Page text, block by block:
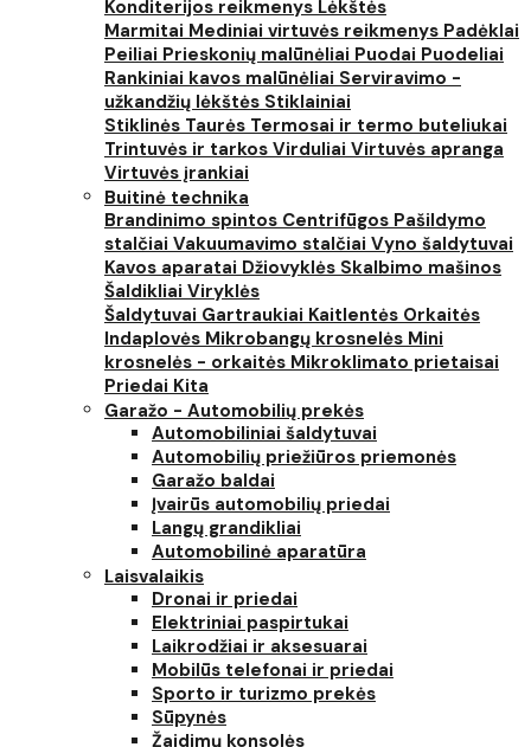
Konditerijos reikmenys Lėkštės
Marmitai Mediniai virtuvės reikmenys Padėklai
Peiliai Prieskonių malūnėliai Puodai Puodeliai
Rankiniai kavos malūnėliai Serviravimo -
užkandžių lėkštės Stiklainiai
Stiklinės Taurės Termosai ir termo buteliukai
Trintuvės ir tarkos Virduliai Virtuvės apranga
Virtuvės įrankiai
Buitinė technika
Brandinimo spintos Centrifūgos Pašildymo
stalčiai Vakuumavimo stalčiai Vyno šaldytuvai
Kavos aparatai Džiovyklės Skalbimo mašinos
Šaldikliai Viryklės
Šaldytuvai Gartraukiai Kaitlentės Orkaitės
Indaplovės Mikrobangų krosnelės Mini
krosnelės - orkaitės Mikroklimato prietaisai
Priedai Kita
Garažo - Automobilių prekės
Automobiliniai šaldytuvai
Automobilių priežiūros priemonės
Garažo baldai
Įvairūs automobilių priedai
Langų grandikliai
Automobilinė aparatūra
Laisvalaikis
Dronai ir priedai
Elektriniai paspirtukai
Laikrodžiai ir aksesuarai
Mobilūs telefonai ir priedai
Sporto ir turizmo prekės
Sūpynės
Žaidimų konsolės